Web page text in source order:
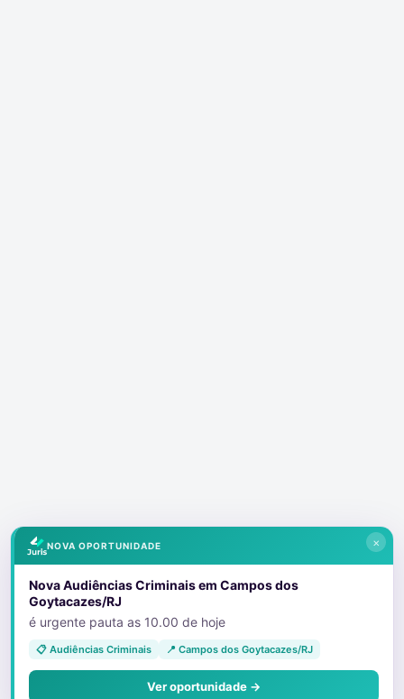
×
NOVA OPORTUNIDADE
Nova Audiências Criminais em Campos dos
Goytacazes/RJ
é urgente pauta as 10.00 de hoje
📋 Audiências Criminais 📍 Campos dos Goytacazes/RJ
Ver oportunidade →